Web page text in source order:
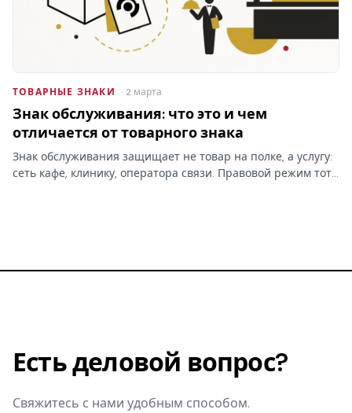
ТОВАРНЫЕ ЗНАКИ · 2 марта
Знак обслуживания: что это и чем
отличается от товарного знака
Знак обслуживания защищает не товар на полке, а услугу:
сеть кафе, клинику, оператора связи. Правовой режим тот
Есть деловой вопрос?
Свяжитесь с нами удобным способом.